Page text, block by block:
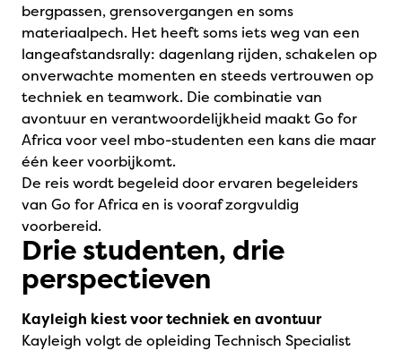
bergpassen, grensovergangen en soms
materiaalpech. Het heeft soms iets weg van een
langeafstandsrally: dagenlang rijden, schakelen op
onverwachte momenten en steeds vertrouwen op
techniek en teamwork. Die combinatie van
avontuur en verantwoordelijkheid maakt Go for
Africa voor veel mbo-studenten een kans die maar
één keer voorbijkomt.
De reis wordt begeleid door ervaren begeleiders
van Go for Africa en is vooraf zorgvuldig
voorbereid.
Drie studenten, drie
perspectieven
Kayleigh kiest voor techniek en avontuur
Kayleigh volgt de opleiding Technisch Specialist